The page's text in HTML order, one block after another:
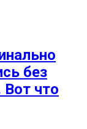
без
что